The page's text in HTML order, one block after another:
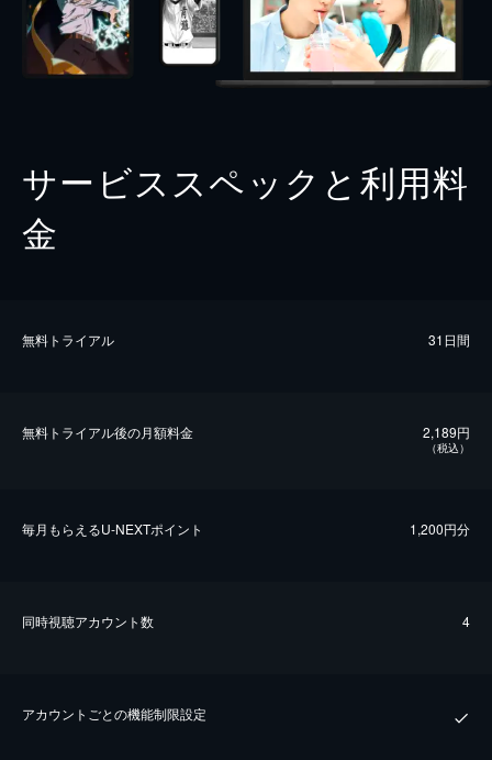
サービススペックと利用料
金
無料トライアル 31日間
無料トライアル後の⽉額料金 2,189円
（税込）
毎⽉もらえるU-NEXTポイント 1,200円分
同時視聴アカウント数 4
アカウントごとの機能制限設定